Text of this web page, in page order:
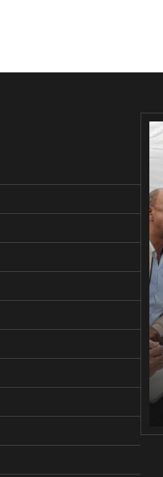
भारत की सबसे
पुष्कर सिंह धामी